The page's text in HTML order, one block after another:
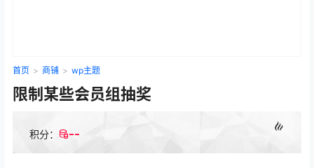
首页 > 商铺 > wp主题
限制某些会员组抽奖
积分： --